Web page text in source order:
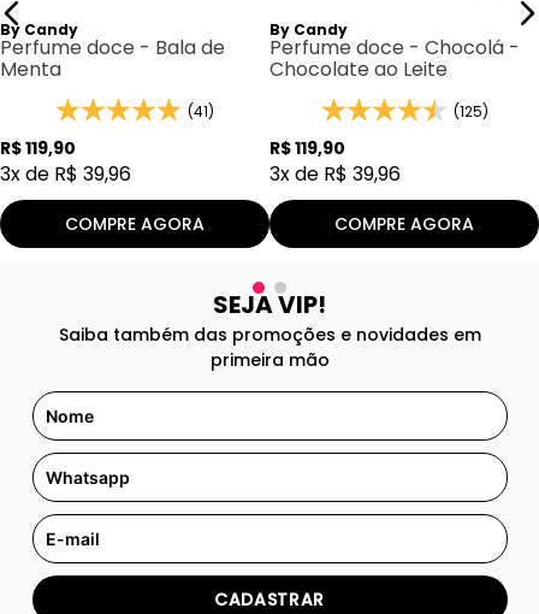
By Candy
Perfume doce - Bala de
Menta
(41)
R$119,90
3x de R$ 39,96
COMPRE AGORA
By Candy
Perfume doce - Chocolá -
Chocolate ao Leite
(125)
R$119,90
3x de R$ 39,96
COMPRE AGORA
SEJA VIP!
Saiba também das promoções e novidades em
primeira mão
CADASTRAR